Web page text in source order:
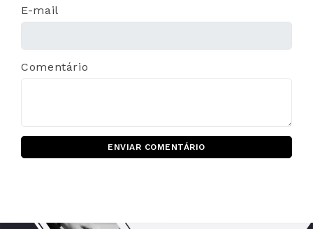
E-mail
Comentário
ENVIAR COMENTÁRIO